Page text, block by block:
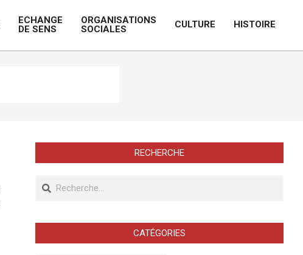
ECHANGE
DE SENS
ORGANISATIONS
SOCIALES
CULTURE HISTOIRE
RECHERCHE
Recherche
CATÉGORIES